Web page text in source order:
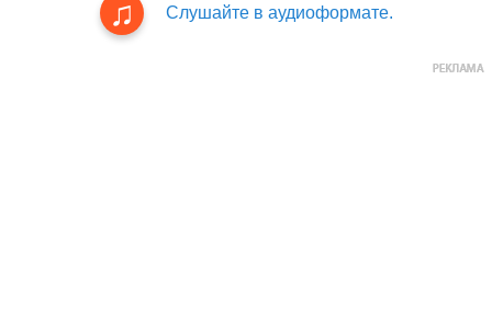
Слушайте в аудиоформате.